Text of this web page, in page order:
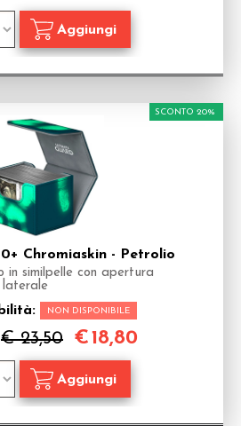
Chromiaskin - Petrolio
in similpelle con apertura
laterale
NON DISPONIBILE
€ 23,50
SCONTO 20%
€18,80